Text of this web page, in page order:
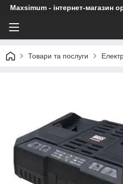
Maxsimum - інтернет-магазин
Товари та послуги